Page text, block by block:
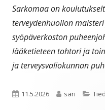
Sarkomaa on
terveydenhuollon
syöpäverkoston
lääketieteen tohtori ja
ja terveysvaliokunnan
Julkaistu
11.5.2026 Kirjoittaja
sari